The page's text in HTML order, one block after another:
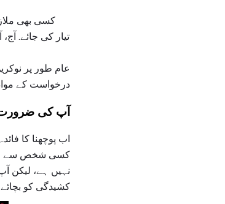
کسی بھی
تیار کی جائے.
عام طور پر
درخواست کے
آپ کی ضرورت
اب پوچھنا کا
کسی شخص سے ایک
نہیں ہے، لیکن
کشیدگی کو بچائے